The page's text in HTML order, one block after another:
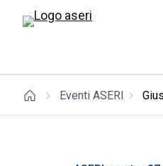
Eventi ASERI